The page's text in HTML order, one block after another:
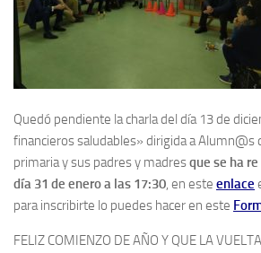
Quedó pendiente la charla del día 13 de
financieros saludables» dirigida a Alumn@s
primaria y sus padres y madresque se ha
día 31 de enero a las 17:30, en este enlace
para inscribirte lo puedes hacer en este
FELIZ COMIENZO DE AÑO Y QUE LA